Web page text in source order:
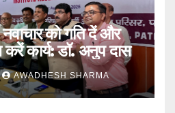
नवाचार को गति दें और
कार्य: डॉ. अनुप दास
AWADHESH SHARMA